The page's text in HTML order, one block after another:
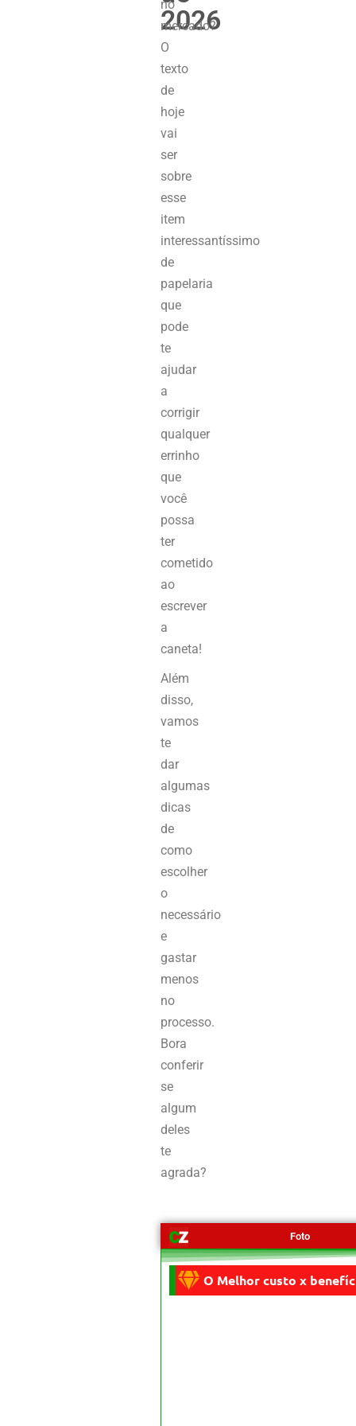
2026
no
mercado?
O
texto
de
hoje
vai
ser
sobre
esse
item
interessantíssimo
de
papelaria
que
pode
te
ajudar
a
corrigir
qualquer
errinho
que
você
possa
ter
cometido
ao
escrever
a
caneta!
Além
disso,
vamos
te
dar
algumas
dicas
de
como
escolher
o
necessário
e
gastar
menos
no
processo.
Bora
conferir
se
algum
deles
te
agrada?
Foto
O Melhor custo x